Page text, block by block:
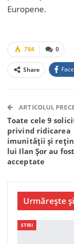
Europene.
0
794
Share
Telegram
ARTICOLUL
Toate cele 9
privind ridicarea
imunității și
lui Ilan Șor au fost
acceptate
Urmărește și
STIRI